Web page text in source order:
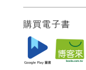
購買電子書